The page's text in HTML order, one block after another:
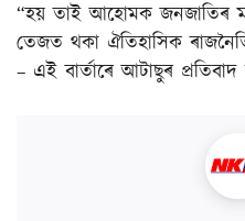
“হয় তাই আহোমক জনজাতিৰ
তেজত থকা ঐতিহাসিক
– এই বাৰ্তাৰে আটাছুৰ প্ৰতিবাদ